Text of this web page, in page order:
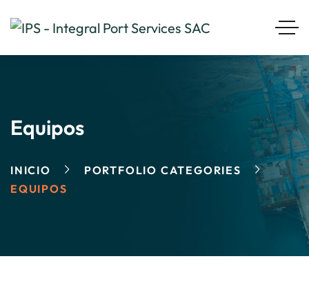
Equipos
INICIO
PORTFOLIO CATEGORIES
EQUIPOS